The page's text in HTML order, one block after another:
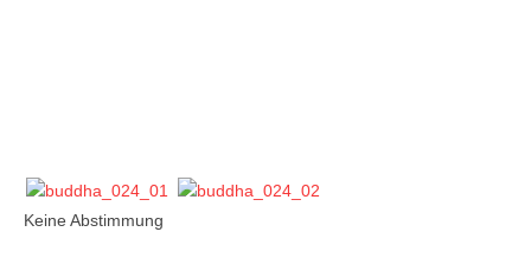
Keine Abstimmung